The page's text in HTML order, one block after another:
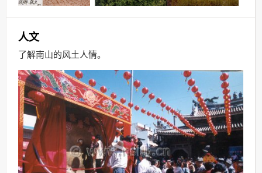
人文
了解南山的风土人情。